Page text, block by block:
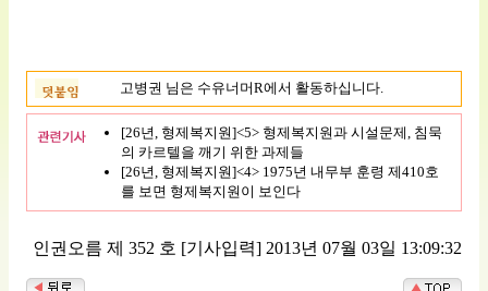
고병권 님은 수유너머R에서 활동하십니다.
[26년, 형제복지원]<5> 형제복지원과 시설문제, 침묵
의 카르텔을 깨기 위한 과제들
[26년, 형제복지원]<4> 1975년 내무부 훈령 제410호
를 보면 형제복지원이 보인다
인권오름 제 352 호 [기사입력] 2013년 07월 03일 13:09:32